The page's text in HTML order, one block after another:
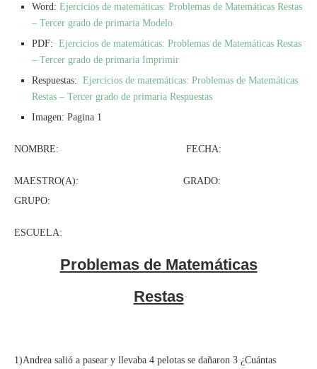
Word: Ejercicios de matemáticas: Problemas de Matemáticas Restas
– Tercer grado de primaria Modelo
PDF: Ejercicios de matemáticas: Problemas de Matemáticas Restas
– Tercer grado de primaria Imprimir
Respuestas: Ejercicios de matemáticas: Problemas de Matemáticas
Restas – Tercer grado de primaria Respuestas
Imagen: Pagina 1
NOMBRE: FECHA:
MAESTRO(A): GRADO:
GRUPO:
ESCUELA:
Problemas de Matemáticas
Restas
1)Andrea salió a pasear y llevaba 4 pelotas se dañaron 3 ¿Cuántas